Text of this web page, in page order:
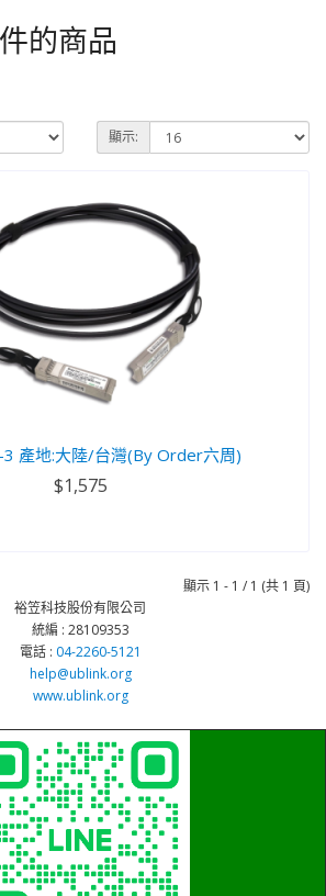
的商品
顯示:
3 產地:大陸/台灣(By Order六周)
$1,575
顯示 1 - 1 / 1 (共 1 頁)
裕笠科技股份有限公司
統編 : 28109353
電話 : 04-2260-5121
help@ublink.org
www.ublink.org